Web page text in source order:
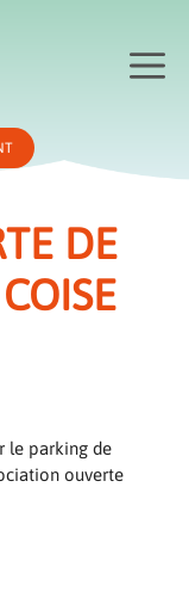
DE
le parking de
ouverte